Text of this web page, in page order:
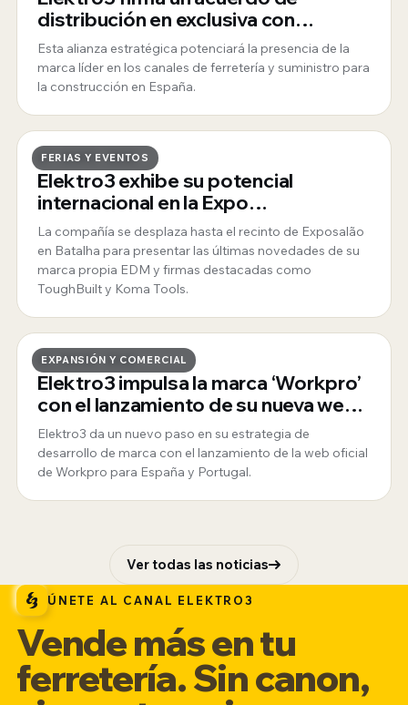
distribución en exclusiva con
ToughBuilt
Esta alianza estratégica potenciará la presencia de la
marca líder en los canales de ferretería y suministro para
la construcción en España.
FERIAS Y EVENTOS
27 · MAYO · 2026
Elektro3 exhibe su potencial
internacional en la Expo
Mosqueteiros de Portugal
La compañía se desplaza hasta el recinto de Exposalão
en Batalha para presentar las últimas novedades de su
marca propia EDM y firmas destacadas como
ToughBuilt y Koma Tools.
EXPANSIÓN Y COMERCIAL
25 · MAYO · 2026
Elektro3 impulsa la marca ‘Workpro’
con el lanzamiento de su nueva web
oficial para España y Portugal
Elektro3 da un nuevo paso en su estrategia de
desarrollo de marca con el lanzamiento de la web oficial
de Workpro para España y Portugal.
Ver todas las noticias
ÚNETE AL CANAL ELEKTRO3
Vende más en tu
ferretería. Sin canon,